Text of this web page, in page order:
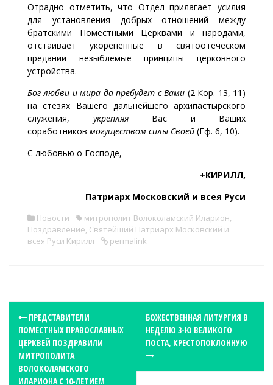
Отрадно отметить, что Отдел прилагает усилия
для установления добрых отношений между
братскими Поместными Церквами и народами,
отстаивает укорененные в святоотеческом
предании незыблемые принципы церковного
устройства.
Бог любви и мира да пребудет с Вами (2 Кор. 13, 11)
на стезях Вашего дальнейшего архипастырского
служения, укрепляяВас и Ваших
соработников могуществом силы Своей (Еф. 6, 10).
С любовью о Господе,
+КИРИЛЛ,
Патриарх Московский и всея Руси
Новости митрополит Волоколамский Иларион
Поздравление Святейший Патриарх Московский и
всея Руси Кирилл
permalink
ПРЕДСТАВИТЕЛИ
ПОМЕСТНЫХ ПРАВОСЛАВНЫХ
ЦЕРКВЕЙ ПОЗДРАВИЛИ
МИТРОПОЛИТА
ВОЛОКОЛАМСКОГО
ИЛАРИОНА С 10-ЛЕТИЕМ
БОЖЕСТВЕННАЯ ЛИТУРГИЯ В
НЕДЕЛЮ 3-Ю ВЕЛИКОГО
ПОСТА, КРЕСТОПОКЛОННУЮ